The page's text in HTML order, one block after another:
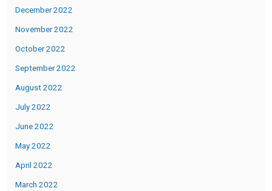
December 2022
November 2022
October 2022
September 2022
August 2022
July 2022
June 2022
May 2022
April 2022
March 2022